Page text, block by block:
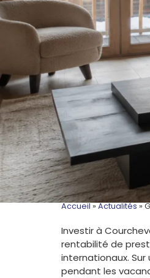
Accueil»Actualités»
Investir à
rentabilité de
internationaux.
pendant les